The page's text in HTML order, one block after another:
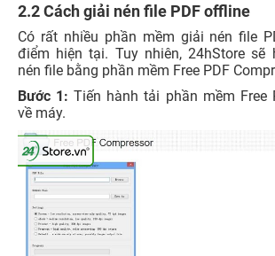
2.2 Cách giải nén file PDF offline
Có rất nhiều phần mềm giải nén file
điểm hiện tại. Tuy nhiên, 24hStore sẽ
nén file bằng phần mềm Free PDF
Bước 1:Tiến hành tải phần mềm Free
về máy.